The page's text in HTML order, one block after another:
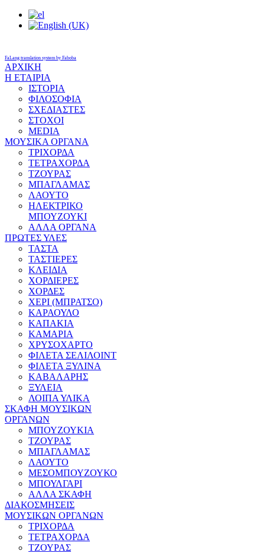
FaLang translation system by Faboba
ΑΡΧΙΚΗ
Η ΕΤΑΙΡΙΑ
ΙΣΤΟΡΙΑ
ΦΙΛΟΣΟΦΙΑ
ΣΧΕΔΙΑΣΤΕΣ
ΣΤΟΧΟΙ
MEDIA
ΜΟΥΣΙΚΑ ΟΡΓΑΝΑ
ΤΡΙΧΟΡΔΑ
ΤΕΤΡΑΧΟΡΔΑ
ΤΖΟΥΡΑΣ
ΜΠΑΓΛΑΜΑΣ
ΛΑΟΥΤΟ
ΗΛΕΚΤΡΙΚΟ
ΜΠΟΥΖΟΥΚΙ
ΑΛΛΑ ΟΡΓΑΝΑ
ΠΡΩΤΕΣ ΥΛΕΣ
ΤΑΣΤΑ
ΤΑΣΤΙΕΡΕΣ
ΚΛΕΙΔΙΑ
ΧΟΡΔΙΕΡΕΣ
ΧΟΡΔΕΣ
ΧΕΡΙ (ΜΠΡΑΤΣΟ)
ΚΑΡΑΟΥΛΟ
ΚΑΠΑΚΙΑ
ΚΑΜΑΡΙΑ
ΧΡΥΣΟΧΑΡΤΟ
ΦΙΛΕΤΑ ΣΕΛΙΛΟΙΝΤ
ΦΙΛΕΤΑ ΞΥΛΙΝΑ
ΚΑΒΑΛΑΡΗΣ
ΞΥΛΕΙΑ
ΛΟΙΠΑ ΥΛΙΚΑ
ΣΚΑΦΗ ΜΟΥΣΙΚΩΝ
ΟΡΓΑΝΩΝ
ΜΠΟΥΖΟΥΚΙΑ
ΤΖΟΥΡΑΣ
ΜΠΑΓΛΑΜΑΣ
ΛΑΟΥΤΟ
ΜΕΣΟΜΠΟΥΖΟΥΚΟ
ΜΠΟΥΛΓΑΡΙ
ΑΛΛΑ ΣΚΑΦΗ
ΔΙΑΚΟΣΜΗΣΕΙΣ
ΜΟΥΣΙΚΩΝ ΟΡΓΑΝΩΝ
ΤΡΙΧΟΡΔΑ
ΤΕΤΡΑΧΟΡΔΑ
ΤΖΟΥΡΑΣ